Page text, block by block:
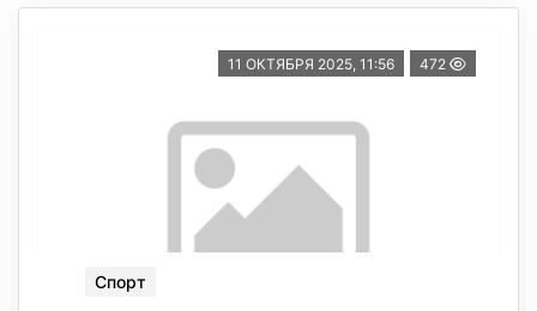
11 ОКТЯБРЯ 2025, 11:56 472
Спорт